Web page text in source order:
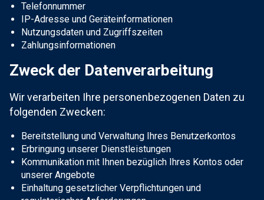
Telefonnummer
IP-Adresse und Geräteinformationen
Nutzungsdaten und Zugriffszeiten
Zahlungsinformationen
Zweck der Datenverarbeitung
Wir verarbeiten Ihre personenbezogenen Daten zu
folgenden Zwecken:
Bereitstellung und Verwaltung Ihres Benutzerkontos
Erbringung unserer Dienstleistungen
Kommunikation mit Ihnen bezüglich Ihres Kontos oder
unserer Angebote
Einhaltung gesetzlicher Verpflichtungen und